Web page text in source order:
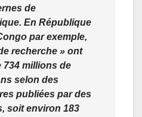
de
En République
par exemple,
recherche » ont
734 millions de
selon des
publiées par des
soit environ 183